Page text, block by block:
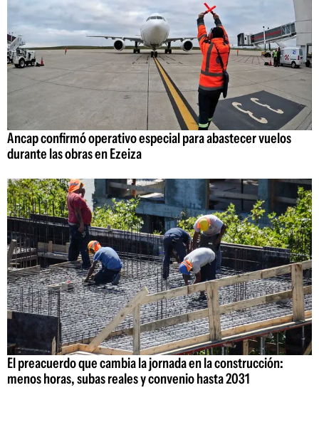
Ancap confirmó operativo especial para abastecer vuelos
durante las obras en Ezeiza
El preacuerdo que cambia la jornada en la construcción:
menos horas, subas reales y convenio hasta 2031